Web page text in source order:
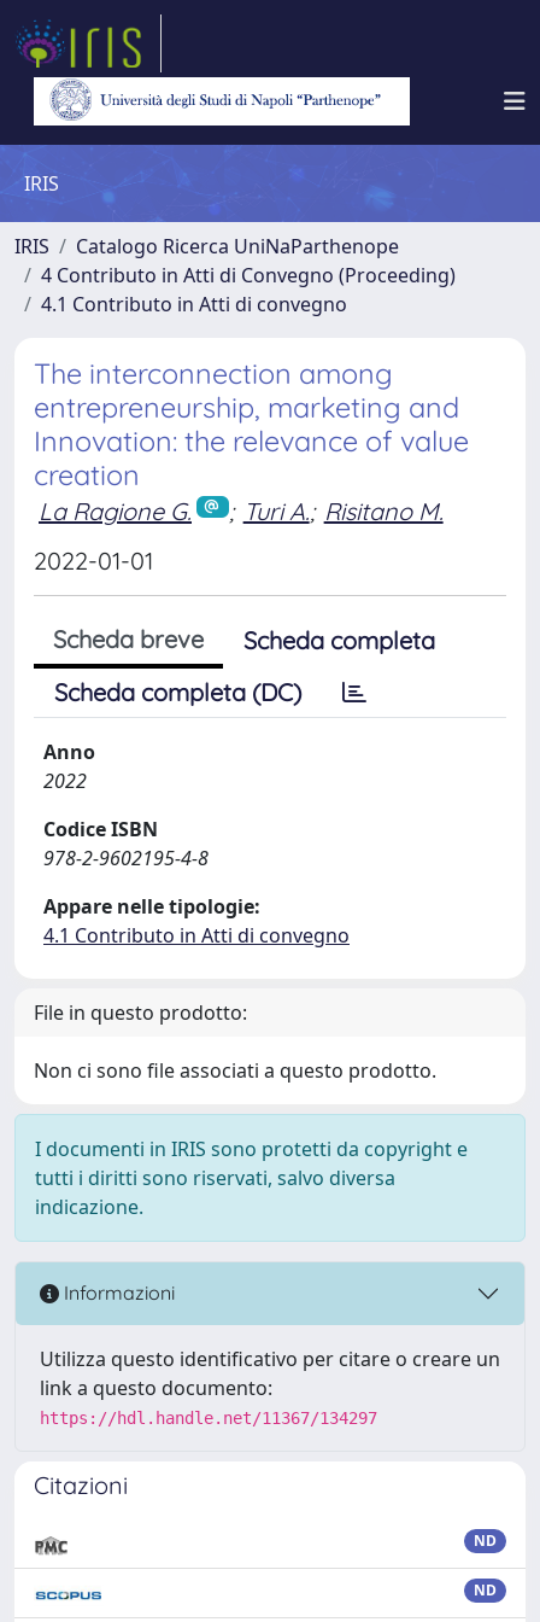
IRIS
IRIS
Catalogo Ricerca UniNaParthenope
4 Contributo in Atti di Convegno (Proceeding)
4.1 Contributo in Atti di convegno
The interconnection among
entrepreneurship, marketing and
Innovation: the relevance of value
creation
La Ragione G. ; Turi A.; Risitano M.
2022-01-01
Scheda breve
Scheda completa
Scheda completa (DC)
Anno
2022
Codice ISBN
978-2-9602195-4-8
Appare nelle tipologie:
4.1 Contributo in Atti di convegno
File in questo prodotto:
Non ci sono file associati a questo prodotto.
I documenti in IRIS sono protetti da copyright e
tutti i diritti sono riservati, salvo diversa
indicazione.
Informazioni
Utilizza questo identificativo per citare o creare un
link a questo documento:
https://hdl.handle.net/11367/134297
Citazioni
ND
ND